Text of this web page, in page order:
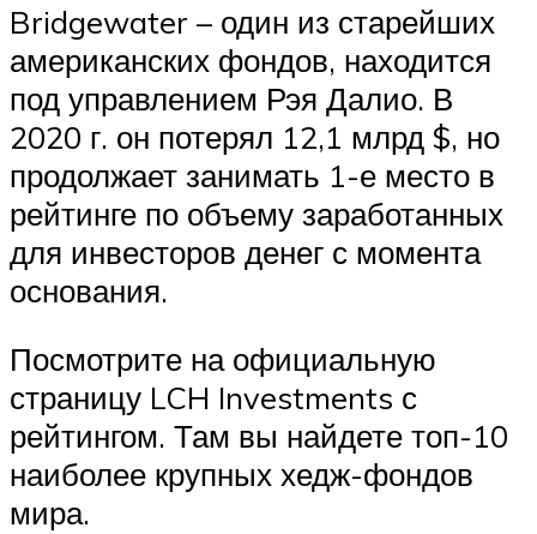
Bridgewater – один из старейших
американских фондов, находится
под управлением Рэя Далио. В
2020 г. он потерял 12,1 млрд $, но
продолжает занимать 1-е место в
рейтинге по объему заработанных
для инвесторов денег с момента
основания.
Посмотрите на официальную
страницу LCH Investments с
рейтингом. Там вы найдете топ-10
наиболее крупных хедж-фондов
мира.